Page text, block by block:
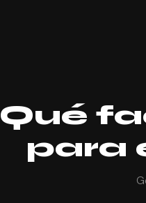
Qué
para